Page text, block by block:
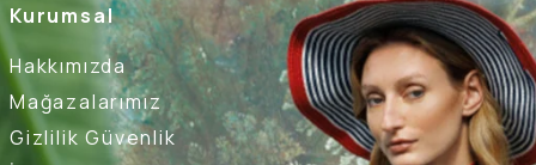
Kurumsal
Hakkımızda
Mağazalarımız
Gizlilik Güvenlik